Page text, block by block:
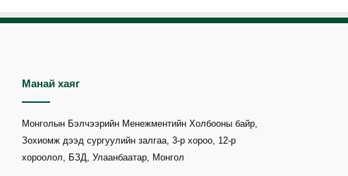
Манай хаяг
Монголын Бэлчээрийн Менежментийн Холбооны байр,
Зохиомж дээд сургуулийн залгаа, 3-р хороо, 12-р
хороолол, БЗД, Улаанбаатар, Монгол